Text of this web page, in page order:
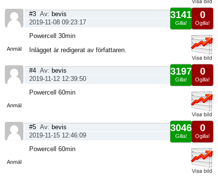
Anmäl
0
Ogilla!
3141
Gilla!
#3 Av: bevis
2019-11-08 09:23:17
Powercell 30min
Inlägget är redigerat av författaren.
Anmäl
0
Ogilla!
3197
Gilla!
#4 Av: bevis
2019-11-12 12:39:50
Powercell 60min
Anmäl
0
Ogilla!
3046
Gilla!
#5 Av: bevis
2019-11-15 12:46:09
Powercell 60min